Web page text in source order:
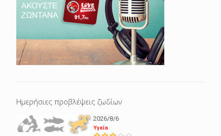
Ημερήσιες προβλέψεις ζωδίων
2026/8/6
Υγεία